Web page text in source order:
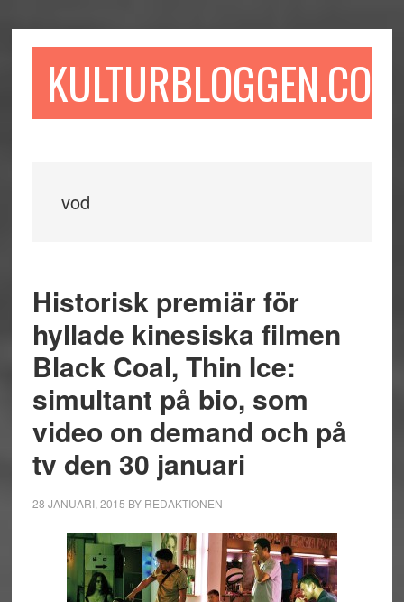
till
till
sidofältet
till
KULTURBLOGGEN.COM
vod
Historisk premiär för
hyllade kinesiska filmen
Black Coal, Thin Ice:
simultant på bio, som
video on demand och på
tv den 30 januari
28 JANUARI, 2015 BY REDAKTIONEN